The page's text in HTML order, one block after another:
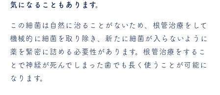
気になることもあります。
この細菌は自然に治ることがないため、根管治療をして
機械的に細菌を取り除き、新たに細菌が入らないように
薬を緊密に詰める必要性があります。根管治療をするこ
とで神経が死んでしまった歯でも長く使うことが可能に
なります。